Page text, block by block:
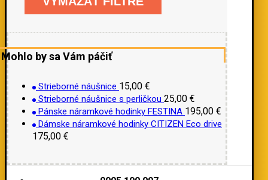
Mohlo by sa Vám páčiť
Strieborné náušnice 15,00 €
Strieborné náušnice s perličkou 25,00 €
Pánske náramkové hodinky FESTINA 195,00 €
Dámske náramkové hodinky CITIZEN Eco drive
175,00 €